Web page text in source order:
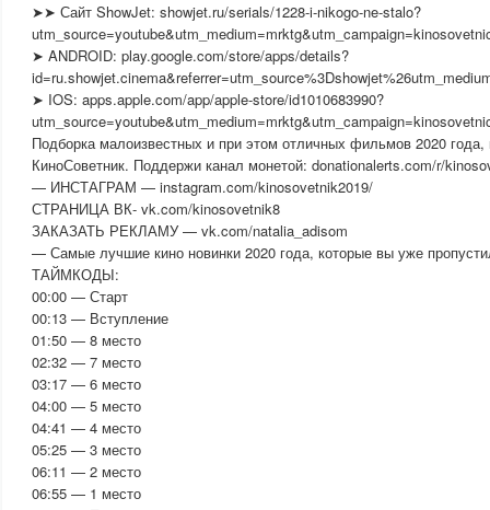
➤➤ Сайт ShowJet: showjet.ru/serials/1228-i-nikogo-ne-stalo?
➤ ANDROID: play.google.com/store/apps/details?
➤ IOS: apps.apple.com/app/apple-store/id1010683990?
Подборка малоизвестных и при этом отличных фильмов 2020
КиноСоветник. Поддержи канал монетой: donationalerts.com/r/
— ИНСТАГРАМ — instagram.com/kinosovetnik2019/
СТРАНИЦА ВК- vk.com/kinosovetnik8
ЗАКАЗАТЬ РЕКЛАМУ — vk.com/natalia_adisom
— Самые лучшие кино новинки 2020 года, которые вы уже
ТАЙМКОДЫ:
00:00 — Старт
00:13 — Вступление
01:50 — 8 место
02:32 — 7 место
03:17 — 6 место
04:00 — 5 место
04:41 — 4 место
05:25 — 3 место
06:11 — 2 место
06:55 — 1 место